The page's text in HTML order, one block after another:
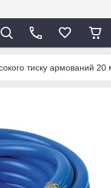
тиску армований